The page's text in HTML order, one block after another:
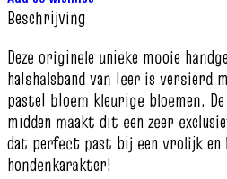
Beschrijving
Deze originele unieke mooie
halshalsband van leer is versierd
pastel bloem kleurige bloemen.
midden maakt dit een zeer
dat perfect past bij een vrolijk en
hondenkarakter!